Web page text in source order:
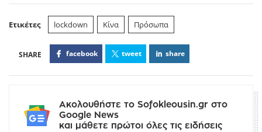
Ετικέτες lockdown Κίνα Πρόσωπα
facebook tweet share
Ακολουθήστε το Sofokleousin.gr στο
Google News
και μάθετε πρώτοι όλες τις ειδήσεις